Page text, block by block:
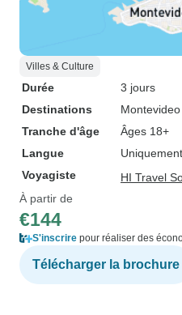
Villes & Culture
Durée
3 jours
Destinations
Montevideo
Tranche d'âge
Âges 18+
Langue
Voyagiste
HI Travel
À partir de
€144
S'inscrire pour réaliser des
Télécharger la brochure